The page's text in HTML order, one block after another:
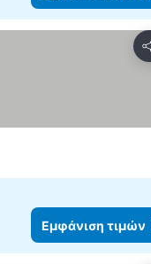
Εμφάνιση τιμών